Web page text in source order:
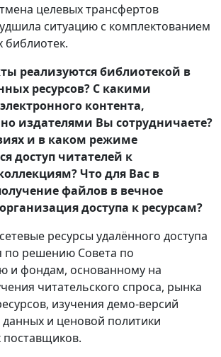
целевых трансфертов
ситуацию с комплектованием
реализуются библиотекой в
ресурсов? С какими
контента,
издателями Вы сотрудничаете?
и в каком режиме
доступ читателей к
Что для Вас в
файлов в вечное
доступа к ресурсам?
ресурсы удалённого доступа
по решению Совета по
и фондам, основанному на
читательского спроса, рынка
изучения демо-версий
данных и ценовой политики